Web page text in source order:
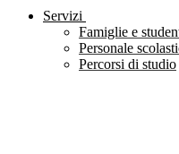
Servizi
Famiglie e
Personale
Percorsi di studio